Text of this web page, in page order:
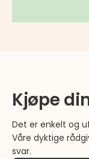
Kjøpe
Det er enkelt og
Våre dyktige
svar.